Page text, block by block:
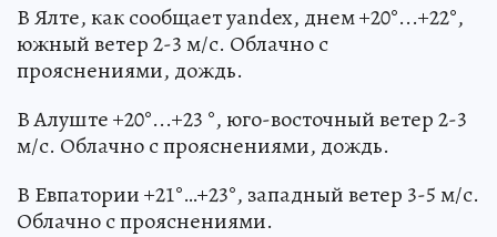
В Ялте, как сообщает yandex, днем +20°...+22°,
южный ветер 2-3 м/с. Облачно с
прояснениями, дождь.
В Алуште +20°...+23 °, юго-восточный ветер 2-3
м/с. Облачно с прояснениями, дождь.
В Евпатории +21°…+23°, западный ветер 3-5 м/с.
Облачно с прояснениями.